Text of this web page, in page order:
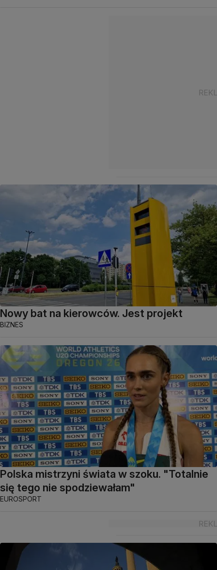
Nowy bat na kierowców. Jest projekt
BIZNES
Polska mistrzyni świata w szoku. "Totalnie
się tego nie spodziewałam"
EUROSPORT